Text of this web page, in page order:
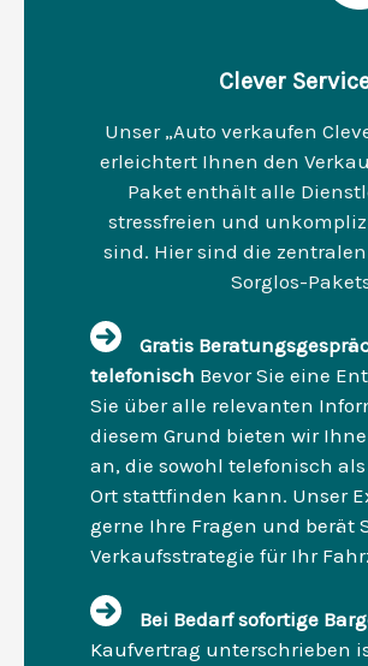
Clever
Unser „Auto verkaufen
erleichtert Ihnen den
Paket enthält alle
stressfreien und
sind. Hier sind die
Sorglos-
Gratis
telefonisch Bevor Sie eine
Sie über alle relevanten
diesem Grund bieten wir
an, die sowohl telefonisch
Ort stattfinden kann. Unser
gerne Ihre Fragen und berät
Verkaufsstrategie für Ihr
Bei Bedarf sofortige
Kaufvertrag unterschrieben